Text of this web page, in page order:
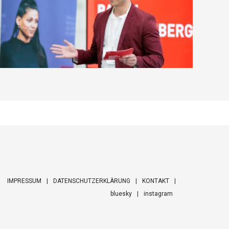
IMPRESSUM DATENSCHUTZERKLÄRUNG
KONTAKT
bluesky
instagram